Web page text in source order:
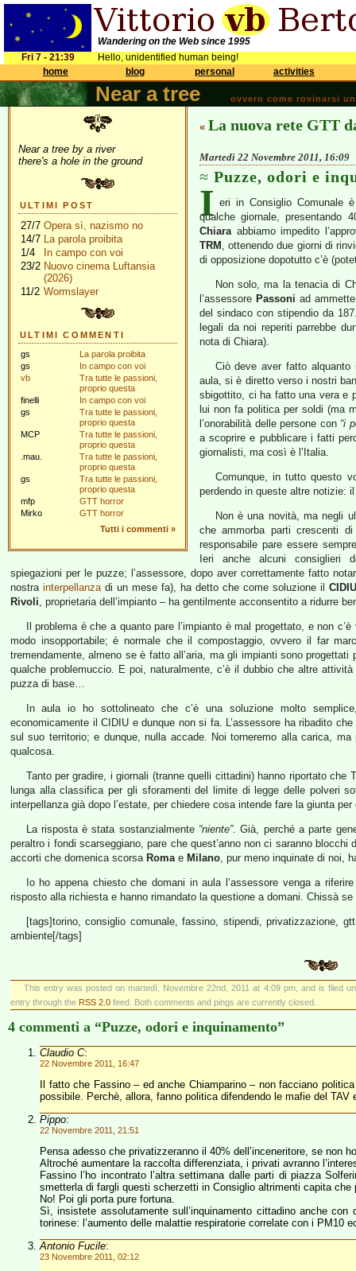
Wandering on the Web since 1995
Fri 7 - 21:39
Hello, unidentified human being!
home
blog personal activities
Near a tree ovvero come rovinarsi
Near a tree by a river
there's a hole in the ground
ULTIMI POST
27/7 Opera sì, nazismo no
14/7 La parola proibita
1/4
In campo con voi
23/2 Nuovo cinema Luftansia
(2026)
11/2 Wormslayer
ULTIMI COMMENTI
gs
La parola proibita
gs
In campo con voi
vb
Tra tutte le passioni,
proprio questa
finelli
In campo con voi
gs
Tra tutte le passioni,
proprio questa
MCP
Tra tutte le passioni,
proprio questa
.mau.
Tra tutte le passioni,
proprio questa
gs
Tra tutte le passioni,
proprio questa
mfp
GTT horror
Mirko
GTT horror
Tutti i commenti »
« La nuova rete GTT
Martedì 22 Novembre 2011, 16:09
Puzze, odori e
I eri in Consiglio Comunale
qualche giornale, presentando
Chiaraabbiamo impedito
TRM , ottenendo due giorni di
di opposizione dopotutto c’è
Non solo, ma la tenacia di
l’assessore Passoni ad
del sindaco con stipendio da
legali da noi reperiti parrebbe
nota di Chiara).
Ciò deve aver fatto
aula, si è diretto verso i nostri
sbigottito, ci ha fatto una vera e
lui non fa politica per soldi (ma
l’onorabilità delle persone con “i
a scoprire e pubblicare i fatti
giornalisti, ma così è l’Italia.
Comunque, in tutto questo
perdendo in queste altre notizie:
Non è una novità, ma negli
che ammorba parti crescenti
responsabile pare essere
Ieri anche alcuni consiglieri
spiegazioni per le puzze; l’assessore, dopo aver correttamente fatto
nostra interpellanzadi un mese fa), ha detto che come soluzione il CIDIU
Rivoli, proprietaria dell’impianto – ha gentilmente acconsentito a ridurre
Il problema è che a quanto pare l’impianto è mal progettato, e non
modo insopportabile; è normale che il compostaggio, ovvero il far
tremendamente, almeno se è fatto all’aria, ma gli impianti sono
qualche problemuccio. E poi, naturalmente, c’è il dubbio che altre
puzza di base…
In aula io ho sottolineato che c’è una soluzione molto
economicamente il CIDIU e dunque non si fa. L’assessore ha ribadito
sul suo territorio; e dunque, nulla accade. Noi torneremo alla carica,
qualcosa.
Tanto per gradire, i giornali (tranne quelli cittadini) hanno riportato che
lunga alla classifica per gli sforamenti del limite di legge delle polveri
interpellanza già dopo l’estate, per chiedere cosa intende fare la giunta
La risposta è stata sostanzialmente “niente”. Già, perché a parte
peraltro i fondi scarseggiano, pare che quest’anno non ci saranno
accorti che domenica scorsa Romae Milano, pur meno inquinate di noi,
Io ho appena chiesto che domani in aula l’assessore venga a
risposto alla richiesta e hanno rimandato la questione a domani. Chissà
[tags]torino, consiglio comunale, fassino, stipendi, privatizzazione,
ambiente[/tags]
This entry was posted on martedì, Novembre 22nd, 2011 at 4:09 pm, and is filed
entry through the RSS 2.0 feed. Both comments and pings are currently closed.
4 commenti a “Puzze, odori e inquinamento”
Claudio C:
22 Novembre 2011, 16:47
Il fatto che Fassino – ed anche Chiamparino – non facciano
possibile. Perchè, allora, fanno politica difendendo le mafie del
Pippo:
22 Novembre 2011, 21:51
Pensa adesso che privatizzeranno il 40% dell’inceneritore, se non
Altroché aumentare la raccolta differenziata, i privati avranno
Fassino l’ho incontrato l’altra settimana dalle parti di piazza
smetterla di fargli questi scherzetti in Consiglio altrimenti capita
No! Poi gli porta pure fortuna.
Sì, insistete assolutamente sull’inquinamento cittadino anche
torinese: l’aumento delle malattie respiratorie correlate con i PM10
Antonio Fucile:
23 Novembre 2011, 02:12